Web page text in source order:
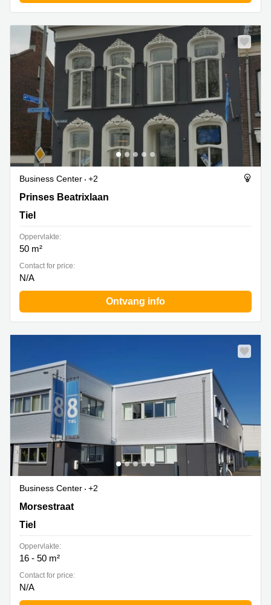
Business Center
+2
Prinses Beatrixlaan 3, Tiel
Prinses Beatrixlaan
Tiel
Oppervlakte:
50 m²
Contact for price:
N/A
Ontvang info
Business Center
+2
Morsestraat 8, Tiel
Morsestraat
Tiel
Oppervlakte:
16 - 50 m²
Contact for price:
N/A